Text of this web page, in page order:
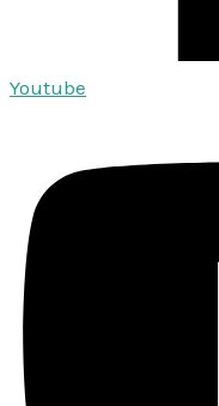
Youtube